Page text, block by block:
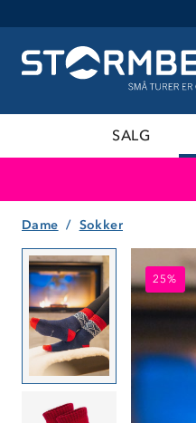
SALG
Dame Sokker
25%
25%